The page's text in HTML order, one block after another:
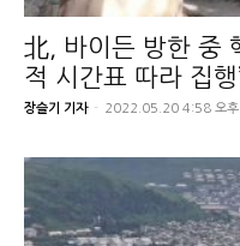
北, 바이든 방한 중
적 시간표 따라 집행
장슬기 기자 - 2022.05.20 4:58 오후